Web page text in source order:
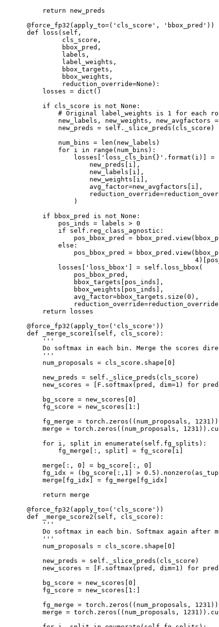
return new_preds
    @force_fp32
( apply_to=( 'cls_score' , 'bbox_pred' ))
    def loss
( self,
             cls_score,
             bbox_pred,
             labels,
             label_weights,
             bbox_targets,
             bbox_weights,
reduction_override=None ) :
        losses
= dict ( )
if cls_score is not None:
# Original label_weights is 1 for each
            new_labels, new_weights, new_avgfactors
=
            new_preds
= self._slice_preds ( cls_score )
            num_bins
= len ( new_labels )
for i in range ( num_bins ) :
                losses
'loss_cls_bin{}' .format ( i ) =
                    new_preds
i
,
                    new_labels
i
,
                    new_weights
i
,
avg_factor=new_avgfactors i
,
reduction_override=
)
if bbox_pred is not None:
            pos_inds
= labels > 0
if self.reg_class_agnostic:
                pos_bbox_pred
= bbox_pred.view(
            else:
                pos_bbox_pred
= bbox_pred.view(
4)
            losses
'loss_bbox' = self.loss_bbox (
                pos_bbox_pred,
                bbox_targets
pos_inds
,
                bbox_weights
pos_inds
,
avg_factor=bbox_targets.size ( 0 ) ,
reduction_override=reduction_override
return losses
    @force_fp32
( apply_to=( 'cls_score' ))
    def _merge_score1
( self, cls_score ) :
'' '
        Do softmax
in each bin. Merge the scores
'' '
        num_proposals
= cls_score.shape 0
        new_preds
= self._slice_preds ( cls_score )
        new_scores
= F.softmax ( pred, dim=1 ) for pred
        bg_score
= new_scores 0
        fg_score
= new_scores 1 :
        fg_merge
= torch.zeros (( num_proposals , 1231 ))
        merge
= torch.zeros (( num_proposals , 1231 ))
for i, split in enumerate ( self.fg_splits ) :
            fg_merge
:, split = fg_score i
        merge
:, 0 = bg_score :, 0
        fg_idx
= ( bg_score :,1 > 0.5 ) .nonzero (
        merge
fg_idx = fg_merge fg_idx
return merge
    @force_fp32
( apply_to=( 'cls_score' ))
    def _merge_score2
( self, cls_score ) :
'' '
        Do softmax
in each bin. Softmax again after
'' '
        num_proposals
= cls_score.shape 0
        new_preds
= self._slice_preds ( cls_score )
        new_scores
= F.softmax ( pred, dim=1 ) for pred
        bg_score
= new_scores 0
        fg_score
= new_scores 1 :
        fg_merge
= torch.zeros (( num_proposals , 1231 ))
        merge
= torch.zeros (( num_proposals , 1231 ))